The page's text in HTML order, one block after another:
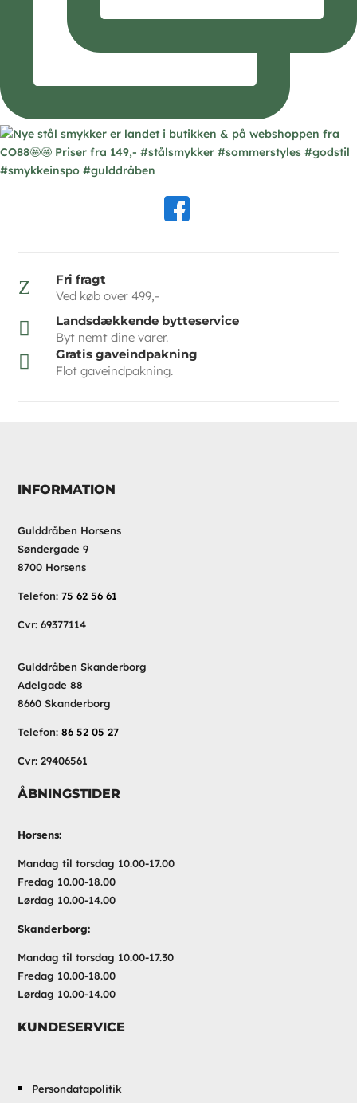
Z
Fri fragt
Ved køb over 499,-

Landsdækkende bytteservice
Byt nemt dine varer.

Gratis gaveindpakning
Flot gaveindpakning.
INFORMATION
Gulddråben Horsens
Søndergade 9
8700 Horsens
Telefon:75 62 56 61
Cvr: 69377114
Gulddråben Skanderborg
Adelgade 88
8660 Skanderborg
Telefon:86 52 05 27
Cvr: 29406561
ÅBNINGSTIDER
Horsens:
Mandag til torsdag 10.00-17.00
Fredag 10.00-18.00
Lørdag 10.00-14.00
Skanderborg:
Mandag til torsdag 10.00-17.30
Fredag 10.00-18.00
Lørdag 10.00-14.00
KUNDESERVICE
Persondatapolitik